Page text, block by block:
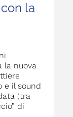
la
la nuova
e il sound
(tra
di